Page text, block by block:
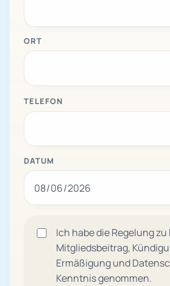
ORT
TELEFON
DATUM
Ich habe die Regelung
Mitgliedsbeitrag,
Ermäßigung und
Kenntnis genommen.